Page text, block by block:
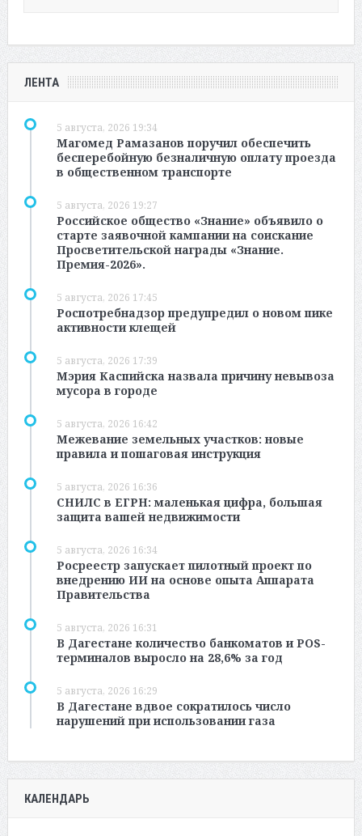
ЛЕНТА
5 августа, 2026 19:34
Магомед Рамазанов поручил обеспечить
бесперебойную безналичную оплату проезда
в общественном транспорте
5 августа, 2026 19:27
Российское общество «Знание» объявило о
старте заявочной кампании на соискание
Просветительской награды «Знание.
Премия-2026».
5 августа, 2026 17:45
Роспотребнадзор предупредил о новом пике
активности клещей
5 августа, 2026 17:39
Мэрия Каспийска назвала причину невывоза
мусора в городе
5 августа, 2026 16:42
Межевание земельных участков: новые
правила и пошаговая инструкция
5 августа, 2026 16:36
СНИЛС в ЕГРН: маленькая цифра, большая
защита вашей недвижимости
5 августа, 2026 16:34
Росреестр запускает пилотный проект по
внедрению ИИ на основе опыта Аппарата
Правительства
5 августа, 2026 16:31
В Дагестане количество банкоматов и POS-
терминалов выросло на 28,6% за год
5 августа, 2026 16:29
В Дагестане вдвое сократилось число
нарушений при использовании газа
КАЛЕНДАРЬ